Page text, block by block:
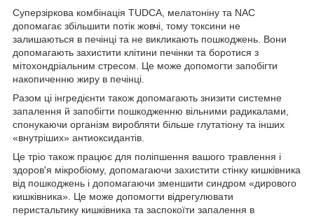
Суперзіркова комбінація TUDCA, мелатоніну та NAC
допомагає збільшити потік жовчі, тому токсини не
залишаються в печінці та не викликають пошкоджень. Вони
допомагають захистити клітини печінки та боротися з
мітохондріальним стресом. Це може допомогти запобігти
накопиченню жиру в печінці.
Разом ці інгредієнти також допомагають знизити системне
запалення й запобігти пошкодженню вільними радикалами,
спонукаючи організм виробляти більше глутатіону та інших
«внутріших» антиоксидантів.
Це тріо також працює для поліпшення вашого травлення і
здоров'я мікробіому, допомагаючи захистити стінку кишківника
від пошкоджень і допомагаючи зменшити синдром «дирового
кишківника». Це може допомогти відрегулювати
перистальтику кишківника та заспокоїти запалення в